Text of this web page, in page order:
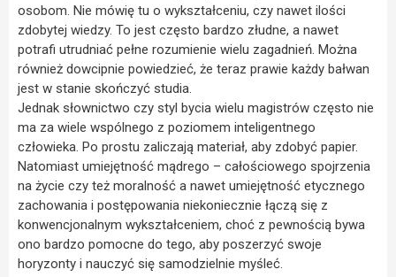
osobom. Nie mówię tu o wykształceniu, czy nawet ilości
zdobytej wiedzy. To jest często bardzo złudne, a nawet
potrafi utrudniać pełne rozumienie wielu zagadnień. Można
również dowcipnie powiedzieć, że teraz prawie każdy bałwan
jest w stanie skończyć studia.
Jednak słownictwo czy styl bycia wielu magistrów często nie
ma za wiele wspólnego z poziomem inteligentnego
człowieka. Po prostu zaliczają materiał, aby zdobyć papier.
Natomiast umiejętność mądrego – całościowego spojrzenia
na życie czy też moralność a nawet umiejętność etycznego
zachowania i postępowania niekoniecznie łączą się z
konwencjonalnym wykształceniem, choć z pewnością bywa
ono bardzo pomocne do tego, aby poszerzyć swoje
horyzonty i nauczyć się samodzielnie myśleć.